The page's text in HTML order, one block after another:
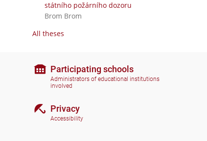
státního požárního dozoru
Brom Brom
All theses
Participating schools
Administrators of educational institutions
involved
Privacy
Accessibility